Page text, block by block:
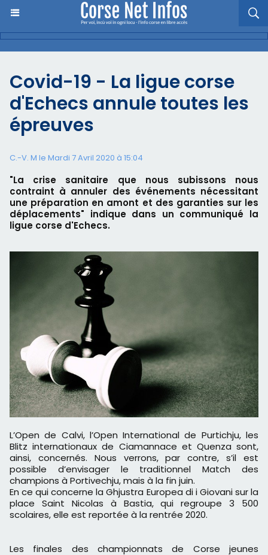
Covid-19 - La ligue corse
d'Echecs annule toutes les
épreuves
C.-V. M le Mardi 7 Avril 2020 à 15:04
"La crise sanitaire que nous subissons nous
contraint à annuler des événements nécessitant
une préparation en amont et des garanties sur les
déplacements" indique dans un communiqué la
ligue corse d'Echecs.
L’Open de Calvi, l’Open International de Purtichju, les
Blitz internationaux de Ciamannace et Quenza sont,
ainsi, concernés. Nous verrons, par contre, s’il est
possible d’envisager le traditionnel Match des
champions à Portivechju, mais à la fin juin.
En ce qui concerne la Ghjustra Europea di i Giovani sur la
place Saint Nicolas à Bastia, qui regroupe 3 500
scolaires, elle est reportée à la rentrée 2020.
Les finales des championnats de Corse jeunes